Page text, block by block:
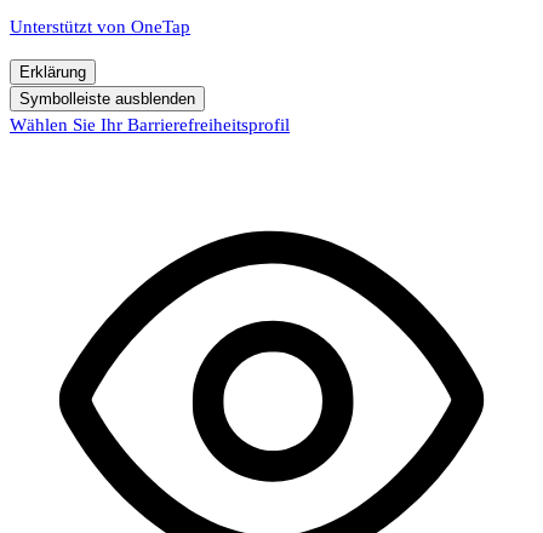
Unterstützt von OneTap
Erklärung
Symbolleiste ausblenden
Wählen Sie Ihr Barrierefreiheitsprofil